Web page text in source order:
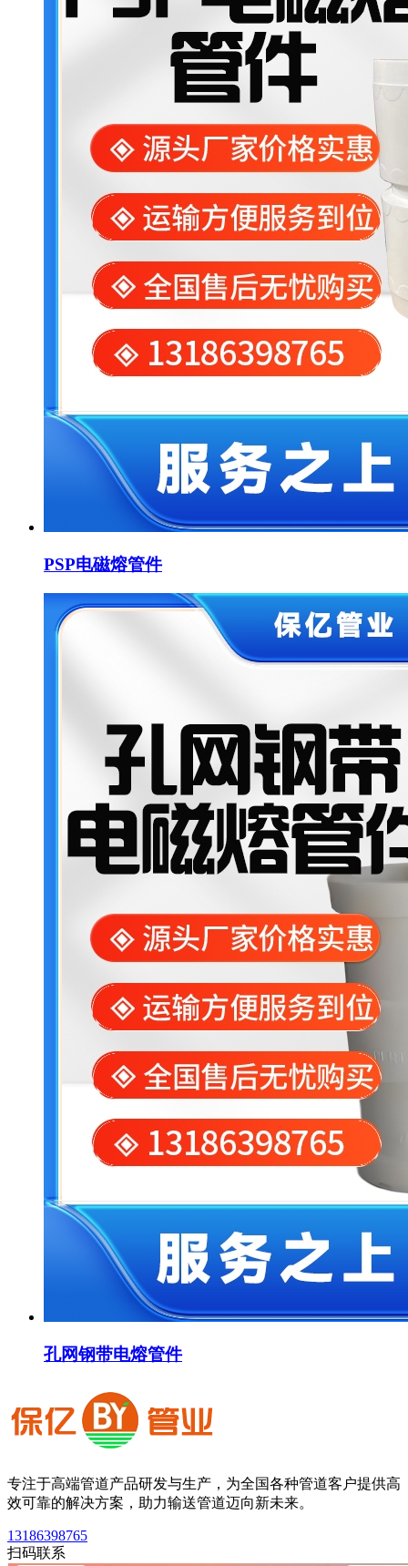
PSP电磁熔管件
孔网钢带电熔管件
专注于高端管道产品研发与生产，为全国各种管道客户提供高
效可靠的解决方案，助力输送管道迈向新未来。
13186398765
扫码联系